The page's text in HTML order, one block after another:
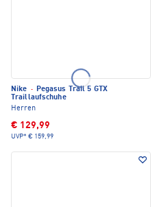
Nike · Pegasus Trail 5 GTX
Traillaufschuhe
Herren
€ 129,99
UVP* € 159,99